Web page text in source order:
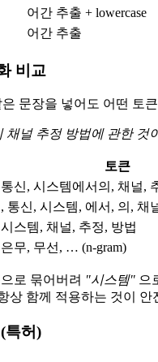
어간 추출 + lowercase
어간 추출
비교
문장을 넣어도 어떤 토
채널 추정 방법에 관한 것
토큰
신, 시스템에서의, 채널,
통신, 시스템, 에서, 의, 채
스템, 채널, 추정, 방법
무, 무선, … (n-gram)
로 묶어버려 "시스템" 으
상 함께 적용하는 것이 안
특허)